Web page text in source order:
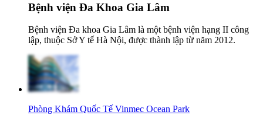
Bệnh viện Đa Khoa Gia Lâm
Bệnh viện Đa khoa Gia Lâm là một bệnh viện hạng II công
lập, thuộc Sở Y tế Hà Nội, được thành lập từ năm 2012.
Phòng Khám Quốc Tế Vinmec Ocean Park